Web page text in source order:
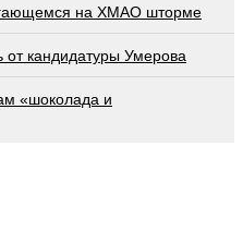
на ХМАО шторме
от кандидатуры Умерова
«шоколада и